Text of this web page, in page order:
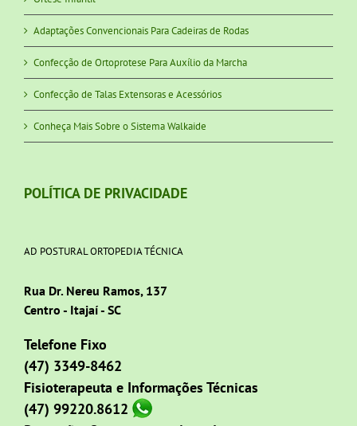
Adaptações Convencionais Para Cadeiras de Rodas
Confecção de Ortoprotese Para Auxílio da Marcha
Confecção de Talas Extensoras e Acessórios
Conheça Mais Sobre o Sistema Walkaide
POLÍTICA DE PRIVACIDADE
AD POSTURAL ORTOPEDIA TÉCNICA
Rua Dr. Nereu Ramos, 137
Centro - Itajaí - SC
Telefone Fixo
(47) 3349-8462
Fisioterapeuta e Informações Técnicas
(47) 99220.8612